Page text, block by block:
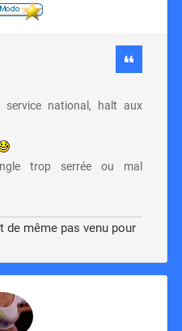
national, halt aux
trop serrée ou mal
de même pas venu pour